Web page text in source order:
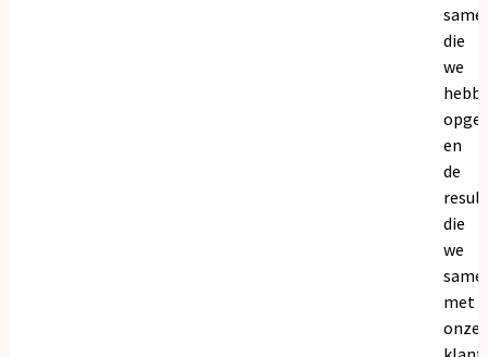
die
we
en
de
die
we
met
onze